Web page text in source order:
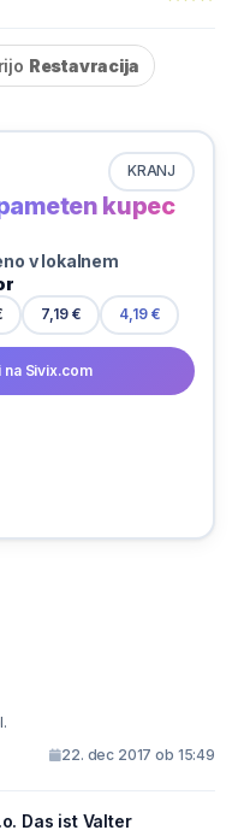
Restavracija
KRANJ
kupec
v lokalnem
7,19 € 4,19 €
na Sivix.com
22. dec 2017 ob 15:49
Das ist Valter